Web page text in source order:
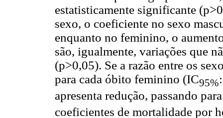
estatisticamente significante
sexo, o coeficiente no sexo
enquanto no feminino, o
são, igualmente, variações que
(p>0,05). Se a razão entre os
para cada óbito feminino (IC95%
apresenta redução, passando
coeficientes de mortalidade por